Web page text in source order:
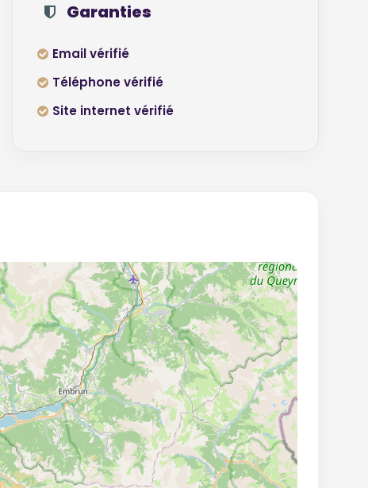
Garanties
Email vérifié
Téléphone vérifié
Site internet vérifié